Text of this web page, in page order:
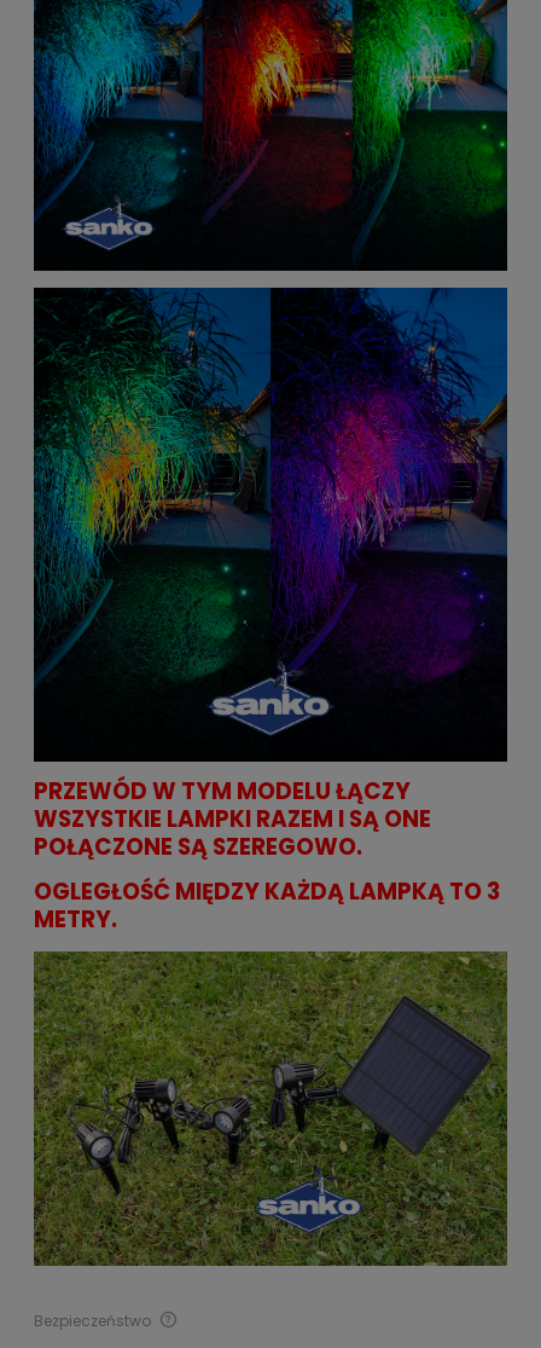
PRZEWÓD W TYM MODELU ŁĄCZY
WSZYSTKIE LAMPKI RAZEM I SĄ ONE
POŁĄCZONE SĄ SZEREGOWO.
OGLEGŁOŚĆ MIĘDZY KAŻDĄ LAMPKĄ TO 3
METRY.
Bezpieczeństwo